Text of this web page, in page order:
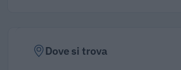
Dove si trova